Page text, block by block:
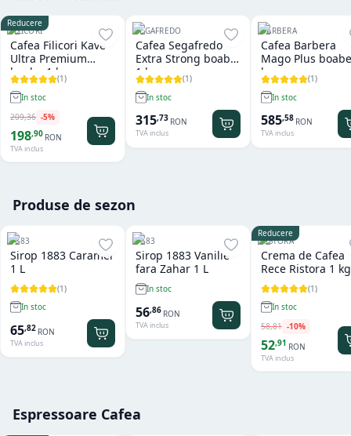
Reducere
FILICORI
Cafea Filicori Kave
Ultra Premium
boabe 1 kg
(1)
In stoc
209,36 -5%
198,90 RON
TVA inclus
SEGAFREDO
Cafea Segafredo
Extra Strong boabe
1 kg
(1)
In stoc
315,73 RON
TVA inclus
BARBERA
Cafea Barbera
Mago Plus
kg
(1)
In stoc
585,58 RON
TVA inclus
Produse de sezon
1883
Sirop 1883 Caramel
1 L
(1)
In stoc
65,82 RON
TVA inclus
1883
Sirop 1883 Vanilie
fara Zahar 1 L
In stoc
56,86 RON
TVA inclus
Reducere
RISTORA
Crema de Cafea
Rece Ristora 1 kg
(1)
In stoc
58,81 -10%
52,91 RON
TVA inclus
Espressoare Cafea